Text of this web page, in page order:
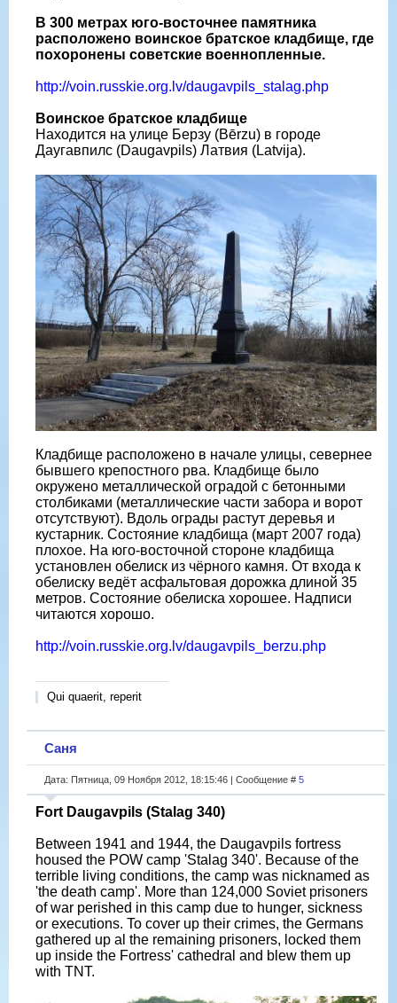
В 300 метрах юго-восточнее памятника
расположено воинское братское кладбище, где
похоронены советские военнопленные.
http://voin.russkie.org.lv/daugavpils_stalag.php
Воинское братское кладбище
Находится на улице Берзу (Bērzu) в городе
Даугавпилс (Daugavpils) Латвия (Latvija).
Кладбище расположено в начале улицы, севернее
бывшего крепостного рва. Кладбище было
окружено металлической оградой с бетонными
столбиками (металлические части забора и ворот
отсутствуют). Вдоль ограды растут деревья и
кустарник. Состояние кладбища (март 2007 года)
плохое. На юго-восточной стороне кладбища
установлен обелиск из чёрного камня. От входа к
обелиску ведёт асфальтовая дорожка длиной 35
метров. Состояние обелиска хорошее. Надписи
читаются хорошо.
http://voin.russkie.org.lv/daugavpils_berzu.php
Qui quaerit, reperit
Саня
Дата: Пятница, 09 Ноября 2012, 18:15:46 | Сообщение # 5
Fort Daugavpils (Stalag 340)
Between 1941 and 1944, the Daugavpils fortress
housed the POW camp 'Stalag 340'. Because of the
terrible living conditions, the camp was nicknamed as
'the death camp'. More than 124,000 Soviet prisoners
of war perished in this camp due to hunger, sickness
or executions. To cover up their crimes, the Germans
gathered up al the remaining prisoners, locked them
up inside the Fortress' cathedral and blew them up
with TNT.